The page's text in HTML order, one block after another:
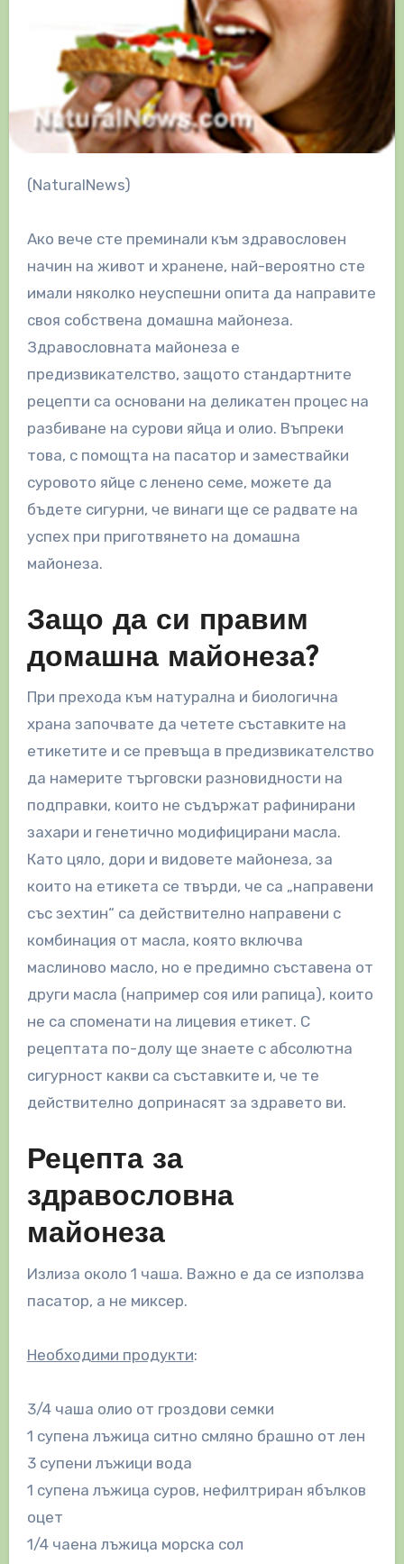
(NaturalNews)
Ако вече сте преминали към здравословен
начин на живот и хранене, най-вероятно сте
имали няколко неуспешни опита да направите
своя собствена домашна майонеза.
Здравословната майонеза е
предизвикателство, защото стандартните
рецепти са основани на деликатен процес на
разбиване на сурови яйца и олио. Въпреки
това, с помощта на пасатор и замествайки
суровото яйце с ленено семе, можете да
бъдете сигурни, че винаги ще се радвате на
успех при приготвянето на домашна
майонеза.
Защо да си правим
домашна майонеза?
При прехода към натурална и биологична
храна започвате да четете съставките на
етикетите и се превъща в предизвикателство
да намерите търговски разновидности на
подправки, които не съдържат рафинирани
захари и генетично модифицирани масла.
Като цяло, дори и видовете майонеза, за
които на етикета се твърди, че са „направени
със зехтин“ са действително направени с
комбинация от масла, която включва
маслиново масло, но е предимно съставена от
други масла (например соя или рапица), които
не са споменати на лицевия етикет. С
рецептата по-долу ще знаете с абсолютна
сигурност какви са съставките и, че те
действително допринасят за здравето ви.
Рецепта за
здравословна
майонеза
Излиза около 1 чаша. Важно е да се използва
пасатор, а не миксер.
Необходими продукти:
3/4 чаша олио от гроздови семки
1 супена лъжица ситно смляно брашно от лен
3 супени лъжици вода
1 супена лъжица суров, нефилтриран ябълков
оцет
1/4 чаена лъжица морска сол